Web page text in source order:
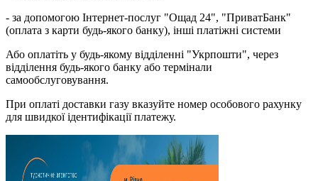
- за допомогою Інтернет-послуг "Ощад 24", "ПриватБанк"
(оплата з карти будь-якого банку), інші платіжні системи
Або оплатіть у будь-якому відділенні "Укрпошти", через
відділення будь-якого банку або термінали
самообслуговування.
При оплаті доставки газу вказуйте номер особового рахунку
для швидкої ідентифікації платежу.